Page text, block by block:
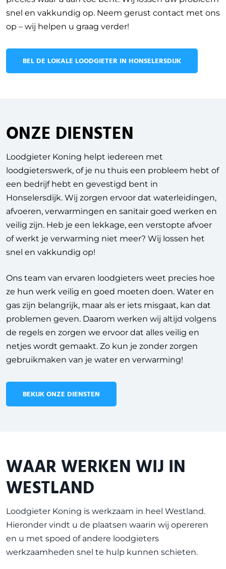
snel en vakkundig op. Neem gerust contact met ons
op – wij helpen u graag verder!
BEL DE LOKALE LOODGIETER IN HONSELERSDIJK
ONZE DIENSTEN
Loodgieter Koning helpt iedereen met
loodgieterswerk, of je nu thuis een probleem hebt of
een bedrijf hebt en gevestigd bent in
Honselersdijk. Wij zorgen ervoor dat waterleidingen,
afvoeren, verwarmingen en sanitair goed werken en
veilig zijn. Heb je een lekkage, een verstopte afvoer
of werkt je verwarming niet meer? Wij lossen het
snel en vakkundig op!
Ons team van ervaren loodgieters weet precies hoe
ze hun werk veilig en goed moeten doen. Water en
gas zijn belangrijk, maar als er iets misgaat, kan dat
problemen geven. Daarom werken wij altijd volgens
de regels en zorgen we ervoor dat alles veilig en
netjes wordt gemaakt. Zo kun je zonder zorgen
gebruikmaken van je water en verwarming!
BEKIJK ONZE DIENSTEN
WAAR WERKEN WIJ IN
WESTLAND
Loodgieter Koning is werkzaam in heel Westland.
Hieronder vindt u de plaatsen waarin wij opereren
en u met spoed of andere loodgieters
werkzaamheden snel te hulp kunnen schieten.